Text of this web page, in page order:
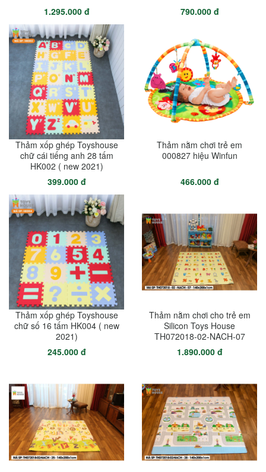
1.295.000 đ 790.000 đ
Thảm xốp ghép Toyshouse
chữ cái tiếng anh 28 tấm
HK002 ( new 2021)
399.000 đ
Thảm nằm chơi trẻ em
000827 hiệu Winfun
466.000 đ
Thảm xốp ghép Toyshouse
chữ số 16 tấm HK004 ( new
2021)
245.000 đ
Thảm nằm chơi cho trẻ em
Silicon Toys House
TH072018-02-NACH-07
1.890.000 đ